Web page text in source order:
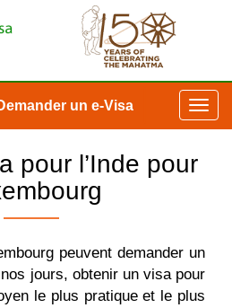
un e-Visa
pour l’Inde pour
peuvent demander un
jours, obtenir un visa pour
le plus pratique et le plus